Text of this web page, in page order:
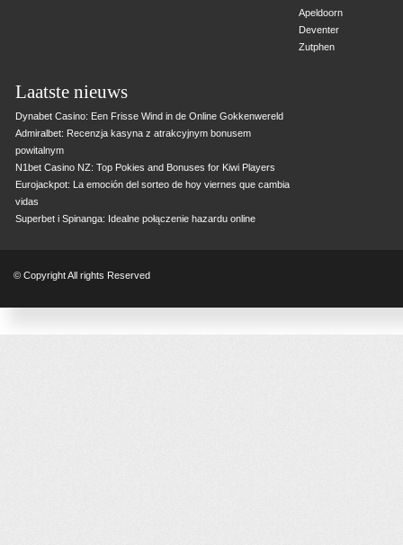
Apeldoorn
Deventer
Zutphen
Laatste nieuws
Dynabet Casino: Een Frisse Wind in de Online Gokkenwereld
Admiralbet: Recenzja kasyna z atrakcyjnym bonusem
powitalnym
N1bet Casino NZ: Top Pokies and Bonuses for Kiwi Players
Eurojackpot: La emoción del sorteo de hoy viernes que cambia
vidas
Superbet i Spinanga: Idealne połączenie hazardu online
© Copyright All rights Reserved